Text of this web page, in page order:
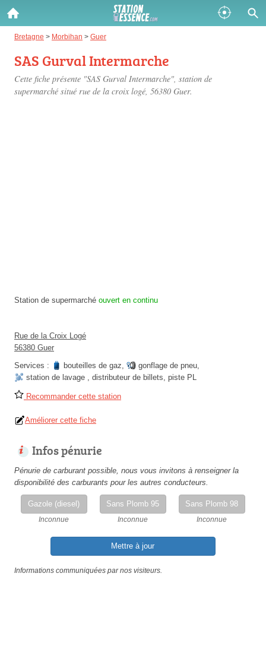
Bretagne > Morbihan > Guer
SAS Gurval Intermarche
Cette fiche présente "SAS Gurval Intermarche", station de
supermarché situé rue de la croix logé, 56380 Guer.
Station de supermarché ouvert en continu
Rue de la Croix Logé
56380 Guer
Services :
bouteilles de gaz, gonflage de pneu,
station de lavage , distributeur de billets, piste PL
Recommander cette station
Améliorer cette fiche
Infos pénurie
Pénurie de carburant possible, nous vous invitons à renseigner la
disponibilité des carburants pour les autres conducteurs.
Gazole (diesel)
Inconnue
Sans Plomb 95
Inconnue
Sans Plomb 98
Inconnue
Mettre à jour
Informations communiquées par nos visiteurs.
Gazole :
Disponible
SP 98 :